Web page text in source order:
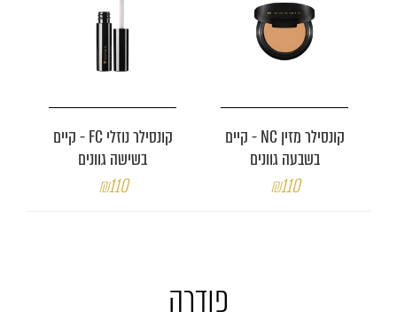
קונסילר מזין NC - קיים
בשבעה גוונים
₪110
קונסילר נוזלי FC - קיים
בשישה גוונים
₪110
פודרה